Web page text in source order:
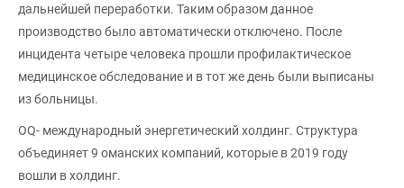
дальнейшей переработки. Таким образом данное
производство было автоматически отключено. После
инцидента четыре человека прошли профилактическое
медицинское обследование и в тот же день были выписаны
из больницы.
OQ- международный энергетический холдинг. Структура
объединяет 9 оманских компаний, которые в 2019 году
вошли в холдинг.